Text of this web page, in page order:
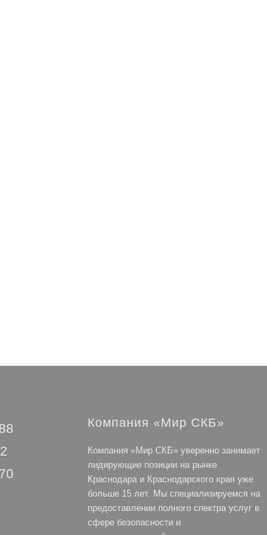
Компания «Мир СКБ»
Компания «Мир СКБ» уверенно занимает
лидирующие позиции на рынке
Краснодара и Краснодарского края уже
больше 15 лет. Мы специализируемся на
предоставлении полного спектра услуг в
сфере безопасности и